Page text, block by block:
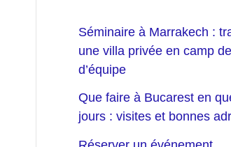
Séminaire à Marrakech :
une villa privée en camp
d’équipe
Que faire à Bucarest en
jours : visites et bonnes